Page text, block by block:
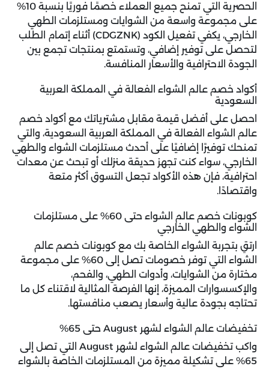
الحصرية التي تمنح جميع العملاء خصمًا فوريًا بنسبة 10%
على مجموعة واسعة من الشوايات ومستلزمات الطهي
الخارجي، يكفي تفعيل الكود (CDGZNK) أثناء إتمام الطلب
لتحصل على توفير إضافي، وتستمتع بمنتجات تجمع بين
الجودة الاحترافية والأسعار المنافسة.
أكواد خصم عالم الشواء الفعالة في المملكة العربية
السعودية
احصل على أفضل قيمة مقابل مشترياتك مع أكواد خصم
عالم الشواء الفعالة في المملكة العربية السعودية، والتي
تمنحك توفيرًا إضافيًا على أحدث مستلزمات الشواء والطهي
الخارجي، سواء كنت تجهز حديقة منزلك أو تبحث عن معدات
احترافية، فإن هذه الأكواد تجعل التسوق أكثر متعة
واقتصادًا.
كوبونات خصم عالم الشواء حتى 60% على مستلزمات
الشواء والطهي الخارجي
ارتقِ بتجربة الشواء الخاصة بك مع كوبونات خصم عالم
الشواء
التي توفر خصومات تصل إلى 60% على مجموعة
مختارة من الشوايات، وأدوات الطهي، والفحم،
والإكسسوارات المميزة، إنها الفرصة المثالية لاقتناء كل ما
تحتاجه بجودة عالية وأسعار يصعب منافستها.
تخفيضات عالم الشواء لشهر August حتى 65%
واكب تخفيضات عالم الشواء لشهر August التي تصل إلى
65% على تشكيلة مميزة من المستلزمات الخاصة بالشواء